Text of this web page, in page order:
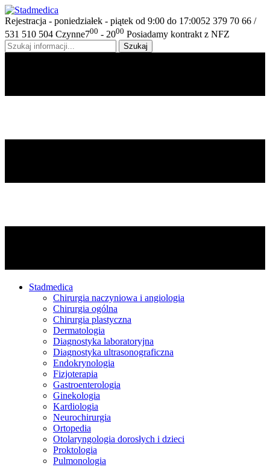
Rejestracja - poniedziałek - piątek od 9:00 do 17:0052 379 70 66 /
531 510 504 Czynne700 - 2000 Posiadamy kontrakt z NFZ
Stadmedica
Chirurgia naczyniowa i angiologia
Chirurgia ogólna
Chirurgia plastyczna
Dermatologia
Diagnostyka laboratoryjna
Diagnostyka ultrasonograficzna
Endokrynologia
Fizjoterapia
Gastroenterologia
Ginekologia
Kardiologia
Neurochirurgia
Ortopedia
Otolaryngologia dorosłych i dzieci
Proktologia
Pulmonologia